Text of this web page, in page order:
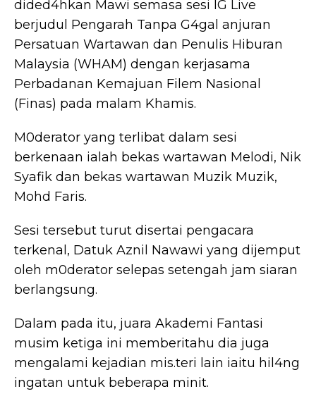
dided4hkan Mawi semasa sesi IG Live
berjudul Pengarah Tanpa G4gal anjuran
Persatuan Wartawan dan Penulis Hiburan
Malaysia (WHAM) dengan kerjasama
Perbadanan Kemajuan Filem Nasional
(Finas) pada malam Khamis.
M0derator yang terlibat dalam sesi
berkenaan ialah bekas wartawan Melodi, Nik
Syafik dan bekas wartawan Muzik Muzik,
Mohd Faris.
Sesi tersebut turut disertai pengacara
terkenal, Datuk Aznil Nawawi yang dijemput
oleh m0derator selepas setengah jam siaran
berlangsung.
Dalam pada itu, juara Akademi Fantasi
musim ketiga ini memberitahu dia juga
mengalami kejadian mis.teri lain iaitu hil4ng
ingatan untuk beberapa minit.